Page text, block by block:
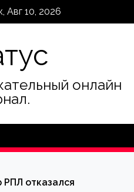
Авг 10, 2026
онлайн
отказался